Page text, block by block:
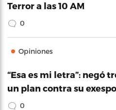
Terror a las 10 AM
0
Opiniones
“Esa es mi letra”: negó
un plan contra su
0